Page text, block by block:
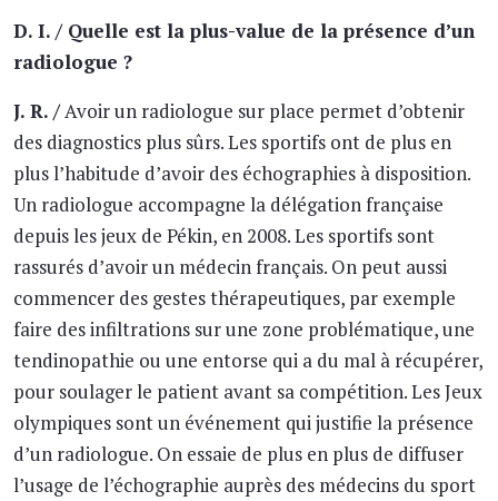
D. I. / Quelle est la plus-value de la présence d’un
radiologue ?
J. R. /Avoir un radiologue sur place permet d’obtenir
des diagnostics plus sûrs. Les sportifs ont de plus en
plus l’habitude d’avoir des échographies à disposition.
Un radiologue accompagne la délégation française
depuis les jeux de Pékin, en 2008. Les sportifs sont
rassurés d’avoir un médecin français. On peut aussi
commencer des gestes thérapeutiques, par exemple
faire des infiltrations sur une zone problématique, une
tendinopathie ou une entorse qui a du mal à récupérer,
pour soulager le patient avant sa compétition. Les Jeux
olympiques sont un événement qui justifie la présence
d’un radiologue. On essaie de plus en plus de diffuser
l’usage de l’échographie auprès des médecins du sport